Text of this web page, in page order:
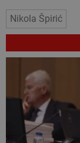
Nikola Špirić